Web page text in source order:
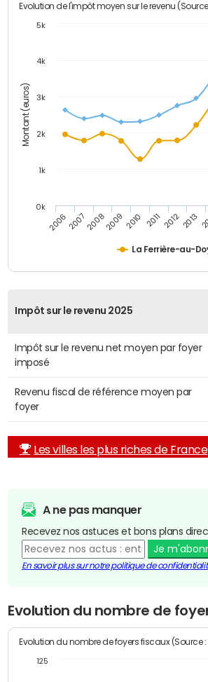
Montant (euros)
Evolution de l'impôt moyen sur le revenu
La Ferrière-au-
20062007200820092010 2011 20122013
0k
1k
2k
3k
4k
5k
Impôt sur le revenu 2025
Impôt sur le revenu net moyen par foyer
imposé
Revenu fiscal de référence moyen par
foyer
Les villes les plus riches de France
A ne pas manquer
Recevez nos astuces et bons plans
Je
En savoir plus sur notre politique de
Evolution du nombre de
Evolution du nombre de foyers fiscaux (Source
125